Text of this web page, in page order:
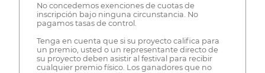
No concedemos exenciones de cuotas de
inscripción bajo ninguna circunstancia. No
pagamos tasas de control.
Tenga en cuenta que si su proyecto califica para
un premio, usted o un representante directo de
su proyecto deben asistir al festival para recibir
cualquier premio físico. Los ganadores que no